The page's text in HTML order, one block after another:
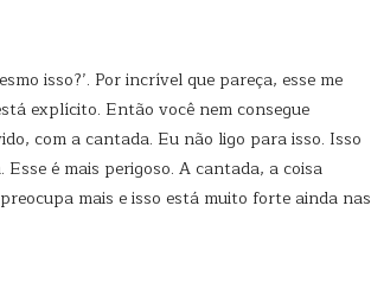
isso?’. Por incrível que pareça, esse me
explícito. Então você nem consegue
com a cantada. Eu não ligo para isso. Isso
é mais perigoso. A cantada, a coisa
mais e isso está muito forte ainda nas